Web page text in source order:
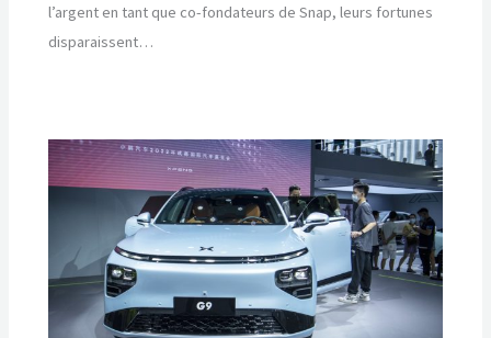
l’argent en tant que co-fondateurs de Snap, leurs fortunes
disparaissent…